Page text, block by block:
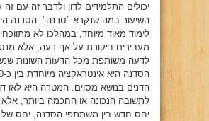
יכולים התלמידים לדון ולדבר זה עם זה
השיעור במה שנקרא "סדנה". הסדנה
לימוד מאוד מיוחד, במהלכו לא
מעבירים ביקורת על אף דעה, אלא
לדעה משותפת מכל הדעות השונות
הדנים בנושא מסוים. המטרה היא לאו
לתשובה הנכונה או החכמה ביותר, אלא
יחס חדש בין משתתפי הסדנה, יחס של